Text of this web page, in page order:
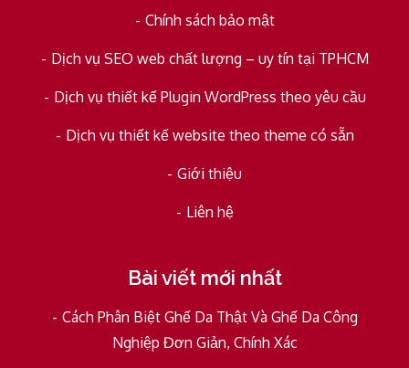
Chính sách bảo mật
Dịch vụ SEO web chất lượng – uy tín tại TPHCM
Dịch vụ thiết kế Plugin WordPress theo yêu cầu
Dịch vụ thiết kế website theo theme có sẵn
Giới thiệu
Liên hệ
Bài viết mới nhất
Cách Phân Biệt Ghế Da Thật Và Ghế Da Công
Nghiệp Đơn Giản, Chính Xác